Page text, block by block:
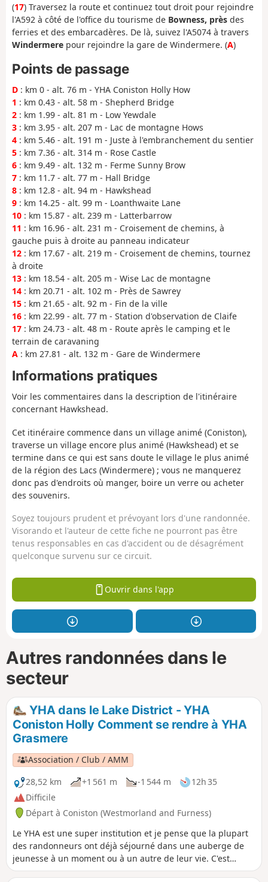
(17) Traversez la route et continuez tout droit pour rejoindre
l'A592 à côté de l'office du tourisme de Bowness, près des
ferries et des embarcadères. De là, suivez l'A5074 à travers
Windermere pour rejoindre la gare de Windermere. (A)
Points de passage
D : km 0 - alt. 76 m - YHA Coniston Holly How
1 : km 0.43 - alt. 58 m - Shepherd Bridge
2 : km 1.99 - alt. 81 m - Low Yewdale
3 : km 3.95 - alt. 207 m - Lac de montagne Hows
4 : km 5.46 - alt. 191 m - Juste à l'embranchement du sentier
5 : km 7.36 - alt. 314 m - Rose Castle
6 : km 9.49 - alt. 132 m - Ferme Sunny Brow
7 : km 11.7 - alt. 77 m - Hall Bridge
8 : km 12.8 - alt. 94 m - Hawkshead
9 : km 14.25 - alt. 99 m - Loanthwaite Lane
10 : km 15.87 - alt. 239 m - Latterbarrow
11 : km 16.96 - alt. 231 m - Croisement de chemins, à
gauche puis à droite au panneau indicateur
12 : km 17.67 - alt. 219 m - Croisement de chemins, tournez
à droite
13 : km 18.54 - alt. 205 m - Wise Lac de montagne
14 : km 20.71 - alt. 102 m - Près de Sawrey
15 : km 21.65 - alt. 92 m - Fin de la ville
16 : km 22.99 - alt. 77 m - Station d'observation de Claife
17 : km 24.73 - alt. 48 m - Route après le camping et le
terrain de caravaning
A : km 27.81 - alt. 132 m - Gare de Windermere
Informations pratiques
Voir les commentaires dans la description de l'itinéraire
concernant Hawkshead.
Cet itinéraire commence dans un village animé (Coniston),
traverse un village encore plus animé (Hawkshead) et se
termine dans ce qui est sans doute le village le plus animé
de la région des Lacs (Windermere) ; vous ne manquerez
donc pas d'endroits où manger, boire un verre ou acheter
des souvenirs.
Soyez toujours prudent et prévoyant lors d'une randonnée.
Visorando et l'auteur de cette fiche ne pourront pas être
tenus responsables en cas d'accident ou de désagrément
quelconque survenu sur ce circuit.
Ouvrir dans l'app
Autres randonnées dans le
secteur
YHA dans le Lake District - YHA
Coniston Holly Comment se rendre à YHA
Grasmere
Association / Club / AMM
28,52 km
+1 561 m -1 544 m
12h 35
Difficile
Départ à Coniston (Westmorland and Furness)
Le YHA est une super institution et je pense que la plupart
des randonneurs ont déjà séjourné dans une auberge de
jeunesse à un moment ou à un autre de leur vie. C'est
marrant de penser qu'ils ont été créés «pour aider tout le